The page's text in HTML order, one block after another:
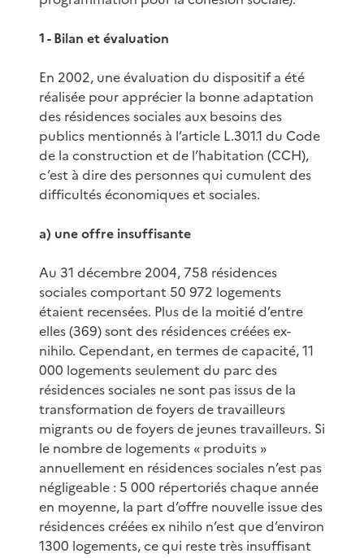
1 - Bilan et évaluation
En 2002, une évaluation du dispositif a été
réalisée pour apprécier la bonne adaptation
des résidences sociales aux besoins des
publics mentionnés à l’article L.301.1 du Code
de la construction et de l’habitation (CCH),
c’est à dire des personnes qui cumulent des
difficultés économiques et sociales.
a) une offre insuffisante
Au 31 décembre 2004, 758 résidences
sociales comportant 50 972 logements
étaient recensées. Plus de la moitié d’entre
elles (369) sont des résidences créées ex-
nihilo. Cependant, en termes de capacité, 11
000 logements seulement du parc des
résidences sociales ne sont pas issus de la
transformation de foyers de travailleurs
migrants ou de foyers de jeunes travailleurs. Si
le nombre de logements « produits »
annuellement en résidences sociales n’est pas
négligeable : 5 000 répertoriés chaque année
en moyenne, la part d’offre nouvelle issue des
résidences créées ex nihilo n’est que d’environ
1300 logements, ce qui reste très insuffisant